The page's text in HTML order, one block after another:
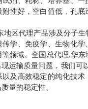
性好，空白值低，孔底
地区代理产品涉及分子
学、免疫学、生物化学
领域。全国总代理,华东
运输质量问题，我们可
以及高效稳定的纯化技术
量的稳定性。